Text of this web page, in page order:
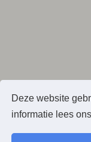
Deze website
informatie lees